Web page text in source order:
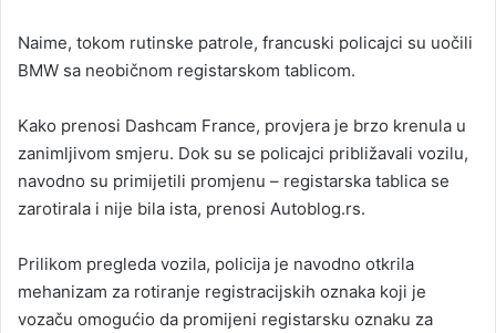
Naime, tokom rutinske patrole, francuski policajci su uočili
BMW sa neobičnom registarskom tablicom.
Kako prenosi Dashcam France, provjera je brzo krenula u
zanimljivom smjeru. Dok su se policajci približavali vozilu,
navodno su primijetili promjenu – registarska tablica se
zarotirala i nije bila ista, prenosi Autoblog.rs.
Prilikom pregleda vozila, policija je navodno otkrila
mehanizam za rotiranje registracijskih oznaka koji je
vozaču omogućio da promijeni registarsku oznaku za